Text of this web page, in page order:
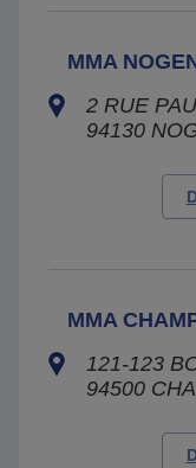
MMA
2 RUE
94130
MMA
121-123
94500